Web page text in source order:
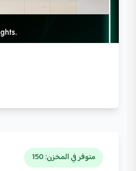
متوفر في المخزن:
150